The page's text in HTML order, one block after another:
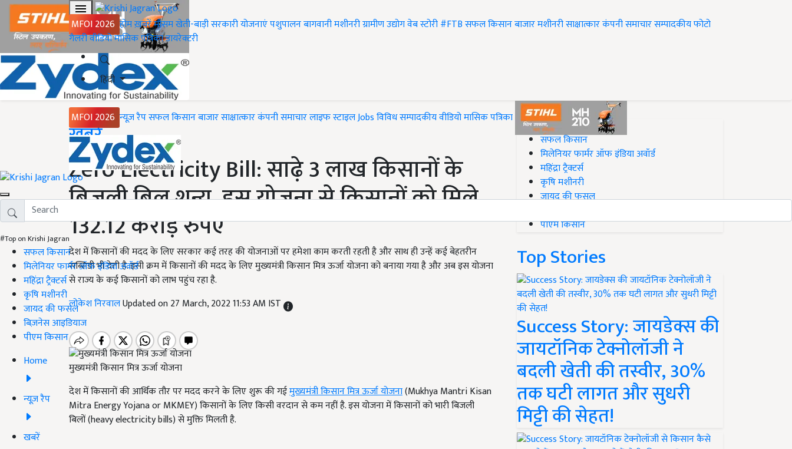
MFOI 2026 होमख़बरेंमौसमखेती-बाड़ीसरकारी योजनाएंपशुपालनबागवानीमशीनरीग्रामीण उद्योगवेब स्टोरी#FTBसफल किसानबाजारमशीनरीसाक्षात्कारकंपनी समाचारसम्पादकीयफोटो
गैलरीवीडियोमासिक पत्रिकाडायरेक्टरी
हिंदी
MFOI 2026 न्यूज़ रैपसफल किसानबाजारसाक्षात्कारकंपनी समाचारलाइफ स्टाइलJobsविविधसम्पादकीयवीडियोमासिक पत्रिका
#Top on Krishi Jagran
सफल किसान
मिलेनियर फार्मर ऑफ इंडिया अवॉर्ड
महिंद्रा ट्रैक्टर्स
कृषि मशीनरी
जायद की फसल
बिज़नेस आइडियाज
पीएम किसान
Home
न्यूज़ रैप
खबरें
Home
ख़बरें
Zero Electricity Bill: साढ़े 3 लाख किसानों के
बिजली बिल शून्य, इस योजना से किसानों को मिले
132.12 करोड़ रुपए
देश में किसानों की मदद के लिए सरकार कई तरह की योजनाओं पर हमेशा काम करती रहती है और साथ ही उन्हें कई बेहतरीन
सब्सिडी भी देती है. इसी क्रम में किसानों की मदद के लिए मुख्यमंत्री किसान मित्र ऊर्जा योजना को बनाया गया है और अब इस योजना
से राज्य के कई किसानों को लाभ पहुंच रहा है.
लोकेश निरवालUpdated on 27 March, 2022 11:53 AM IST
मुख्यमंत्री किसान मित्र ऊर्जा योजना
देश में किसानों की आर्थिक तौर पर मदद करने के लिए शुरू की गईमुख्यमंत्री किसान मित्र ऊर्जा योजना(Mukhya Mantri Kisan
Mitra Energy Yojana or MKMEY) किसानों के लिए किसी वरदान से कम नहीं है. इस योजना में किसानों को भारी बिजली
बिलों (heavy electricity bills) से मुक्ति मिलती है.
#Top on Krishi Jagran
सफल किसान
मिलेनियर फार्मर ऑफ इंडिया अवॉर्ड
महिंद्रा ट्रैक्टर्स
कृषि मशीनरी
जायद की फसल
पीएम किसान
Top Stories
Success Story: जायडेक्स की
जायटॉनिक टेक्नोलॉजी ने
बदली खेती की तस्वीर, 30%
तक घटी लागत और सुधरी
मिट्टी की सेहत!